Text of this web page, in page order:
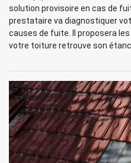
solution provisoire en cas de
prestataire va diagnostiquer
causes de fuite. Il proposera
votre toiture retrouve son